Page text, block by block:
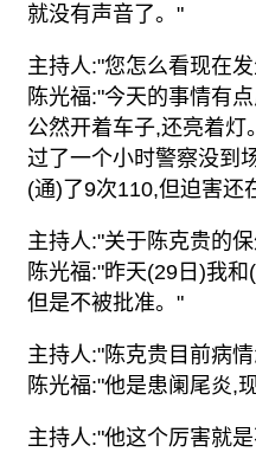
就没有声音了。"
主持人:"您怎么看现在
陈光福:"今天的事情有
公然开着车子,还亮着
过了一个小时警察没到
(通)了9次110,但迫害还
主持人:"关于陈克贵的
陈光福:"昨天(29日)我
但是不被批准。"
主持人:"陈克贵目前病
陈光福:"他是患阑尾炎,
主持人:"他这个厉害就